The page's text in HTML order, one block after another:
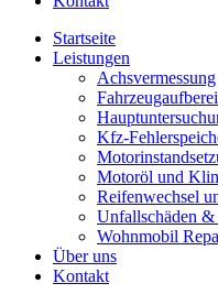
Startseite
Leistungen
Achsvermessung
Kfz-
Motoröl und
Reifenwechsel
Unfallschäden
Wohnmobil
Über uns
Kontakt